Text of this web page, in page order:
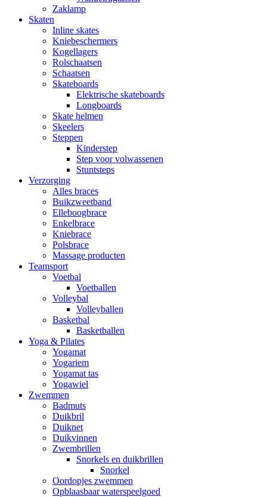
Zaklamp
Skaten
Inline skates
Kniebeschermers
Kogellagers
Rolschaatsen
Schaatsen
Skateboards
Elektrische skateboards
Longboards
Skate helmen
Skeelers
Steppen
Kinderstep
Step voor volwassenen
Stuntsteps
Verzorging
Alles braces
Buikzweetband
Elleboogbrace
Enkelbrace
Kniebrace
Polsbrace
Massage producten
Teamsport
Voetbal
Voetballen
Volleybal
Volleyballen
Basketbal
Basketballen
Yoga & Pilates
Yogamat
Yogariem
Yogamat tas
Yogawiel
Zwemmen
Badmuts
Duikbril
Duiknet
Duikvinnen
Zwembrillen
Snorkels en duikbrillen
Snorkel
Oordopjes zwemmen
Opblaasbaar waterspeelgoed